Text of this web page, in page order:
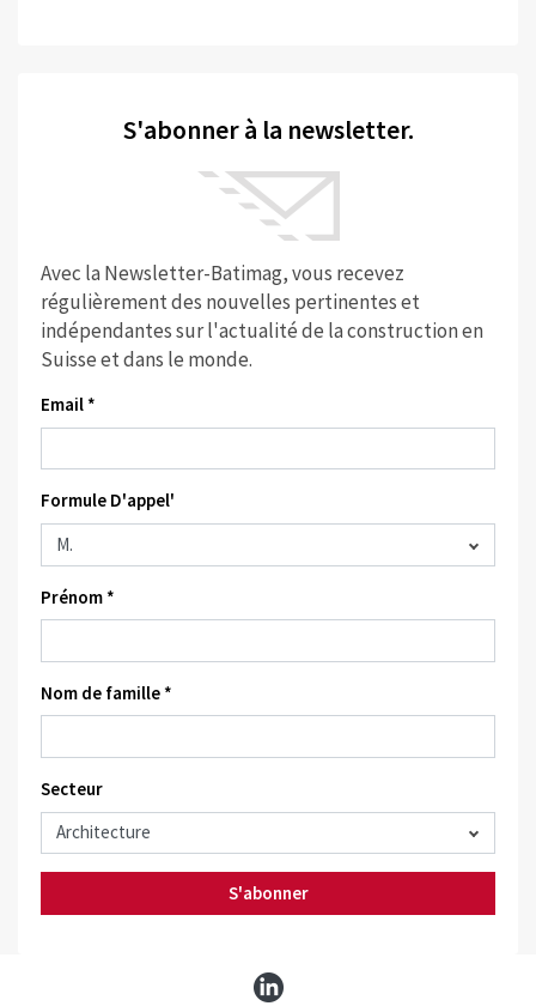
S'abonner à la newsletter.
Avec la Newsletter-Batimag, vous recevez
régulièrement des nouvelles pertinentes et
indépendantes sur l'actualité de la construction en
Suisse et dans le monde.
Email *
Formule D'appel'
Prénom *
Nom de famille *
Secteur
S'abonner